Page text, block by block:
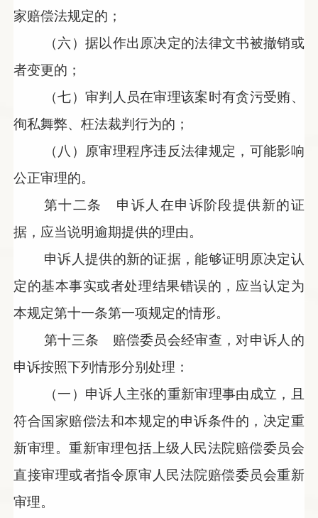
家赔偿法规定的；
（六）据以作出原决定的法律文书被撤销或
者变更的；
（七）审判人员在审理该案时有贪污受贿、
徇私舞弊、枉法裁判行为的；
（八）原审理程序违反法律规定，可能影响
公正审理的。
第十二条 申诉人在申诉阶段提供新的证
据，应当说明逾期提供的理由。
申诉人提供的新的证据，能够证明原决定认
定的基本事实或者处理结果错误的，应当认定为
本规定第十一条第一项规定的情形。
第十三条 赔偿委员会经审查，对申诉人的
申诉按照下列情形分别处理：
（一）申诉人主张的重新审理事由成立，且
符合国家赔偿法和本规定的申诉条件的，决定重
新审理。重新审理包括上级人民法院赔偿委员会
直接审理或者指令原审人民法院赔偿委员会重新
审理。